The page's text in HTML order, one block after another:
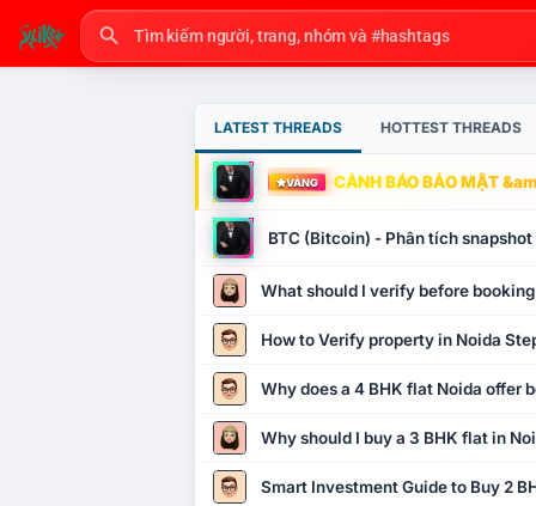
LATEST THREADS HOTTEST THREADS
VÀNG CẢNH BÁO BẢO MẬT
BTC (Bitcoin) - Phân tích
What should I verify before
How to Verify property in Noida
Why does a 4 BHK flat Noida offer
Why should I buy a 3 BHK flat in
Smart Investment Guide to Buy 2